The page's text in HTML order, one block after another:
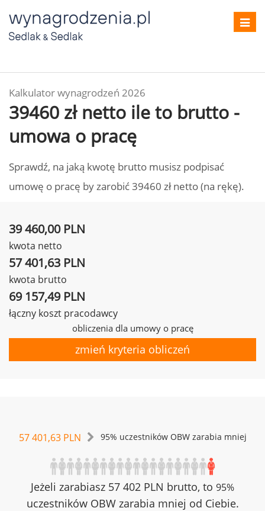
Kalkulator wynagrodzeń 2026
39460 zł netto ile to brutto -
umowa o pracę
Sprawdź, na jaką kwotę brutto musisz podpisać
umowę o pracę by zarobić 39460 zł netto (na rękę).
39 460,00 PLN
kwota netto
57 401,63 PLN
kwota brutto
69 157,49 PLN
łączny koszt pracodawcy
obliczenia dla umowy o pracę
zmień kryteria obliczeń
57 401,63 PLN 95% uczestników OBW zarabia mniej
Jeżeli zarabiasz 57 402 PLN brutto, to 95%
uczestników OBW zarabia mniej od Ciebie.